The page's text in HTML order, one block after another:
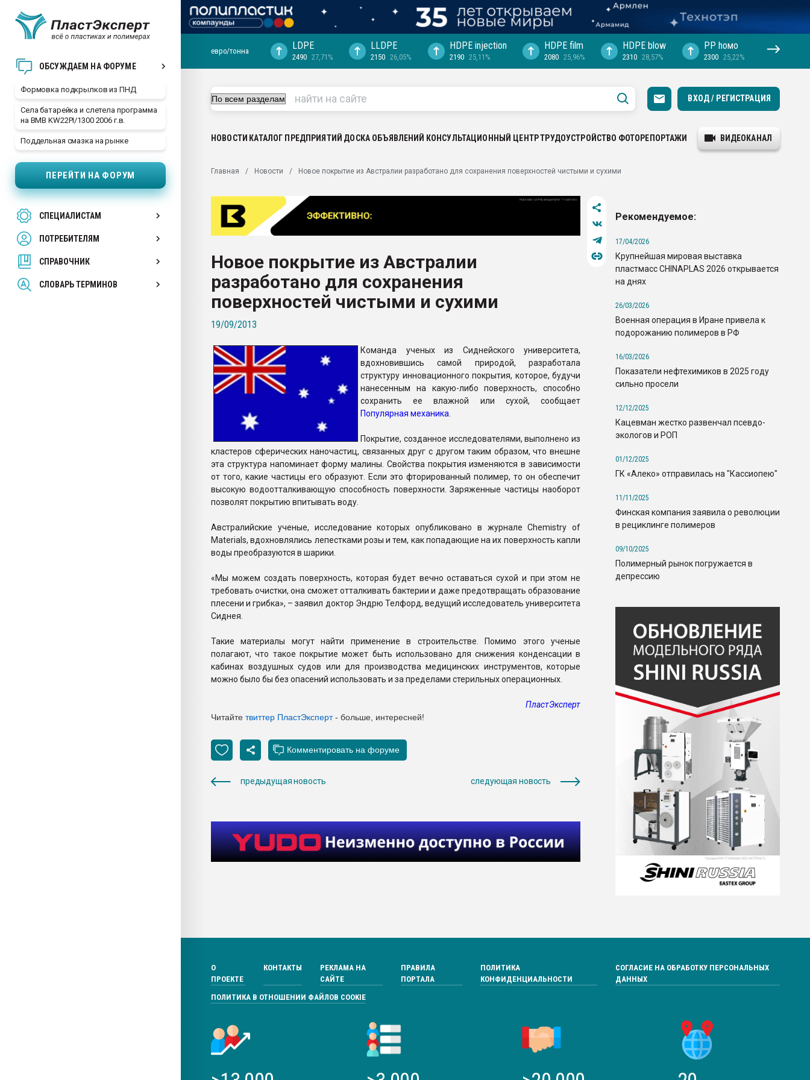
ОБСУЖДАЕМ НА ФОРУМЕ
Формовка подкрылков из ПНД
Села батарейка и слетела программа
на BMB KW22PI/1300 2006 г.в.
Поддельная смазка на рынке
ПЕРЕЙТИ НА ФОРУМ
СПЕЦИАЛИСТАМ
ПОТРЕБИТЕЛЯМ
СПРАВОЧНИК
СЛОВАРЬ ТЕРМИНОВ
29.07.2026 ФРП помог "Ижевскому
Вакуум-формовочные машины:
28.07.2026 Автоматизация выходит на
первый план в переработке
пластмасс
ситуацией на строительном рынке
Всё, что касается выдува ПЭТ
бутылок
ПЕРЕЙТИ НА ФОРУМ
евро/тонна LDPE
2490 27,71%
LLDPE
2150 26,05%
HDPE injection
2190 25,11%
HDPE film
2080 25,96%
HDPE blow
2310 28,57%
PP hомо
2300 25,22%
ВХОД / РЕГИСТРАЦИЯ
НОВОСТИ КАТАЛОГ ПРЕДПРИЯТИЙ ДОСКА ОБЪЯВЛЕНИЙ КОНСУЛЬТАЦИОННЫЙ ЦЕНТРТРУДОУСТРОЙСТВО ФОТОРЕПОРТАЖИ ВИДЕОКАНАЛ
Главная Новости Новое покрытие из Австралии разработано для сохранения поверхностей чистыми и сухими
Новое покрытие из Австралии
разработано для сохранения
поверхностей чистыми и сухими
19/09/2013
Команда ученых из Сиднейского университета,
вдохновившись самой природой, разработала
структуру инновационного покрытия, которое, будучи
нанесенным на какую-либо поверхность, способно
сохранить ее влажной или сухой, сообщает
Популярная механика.
Покрытие, созданное исследователями, выполнено из
кластеров сферических наночастиц, связанных друг с другом таким образом, что внешне
эта структура напоминает форму малины. Свойства покрытия изменяются в зависимости
от того, какие частицы его образуют. Если это фторированный полимер, то он обеспечит
высокую водоотталкивающую способность поверхности. Заряженные частицы наоборот
позволят покрытию впитывать воду.
Австралийские ученые, исследование которых опубликовано в журнале Chemistry of
Materials, вдохновлялись лепестками розы и тем, как попадающие на их поверхность капли
воды преобразуются в шарики.
«Мы можем создать поверхность, которая будет вечно оставаться сухой и при этом не
требовать очистки, она сможет отталкивать бактерии и даже предотвращать образование
плесени и грибка», – заявил доктор Эндрю Телфорд, ведущий исследователь университета
Сиднея.
Такие материалы могут найти применение в строительстве. Помимо этого ученые
полагают, что такое покрытие может быть использовано для снижения конденсации в
кабинах воздушных судов или для производства медицинских инструментов, которые
можно было бы без опасений использовать и за пределами стерильных операционных.
ПластЭксперт
Читайте твиттер ПластЭксперт- больше, интересней!
предыдущая новость следующая новость
Рекомендуемое:
17/04/2026
Крупнейшая мировая выставка
пластмасс CHINAPLAS 2026 открывается
на днях
26/03/2026
Военная операция в Иране привела к
подорожанию полимеров в РФ
16/03/2026
Показатели нефтехимиков в 2025 году
сильно просели
12/12/2025
Кацевман жестко развенчал псевдо-
экологов и РОП
01/12/2025
ГК «Алеко» отправилась на "Кассиопею"
11/11/2025
Финская компания заявила о революции
в рециклинге полимеров
09/10/2025
Полимерный рынок погружается в
депрессию
О
ПРОЕКТЕ
КОНТАКТЫ
РЕКЛАМА НА
САЙТЕ
ПРАВИЛА
ПОРТАЛА
ПОЛИТИКА
КОНФИДЕНЦИАЛЬНОСТИ
СОГЛАСИЕ НА ОБРАБОТКУ ПЕРСОНАЛЬНЫХ
ДАННЫХ
ПОЛИТИКА В ОТНОШЕНИИ ФАЙЛОВ COOKIE